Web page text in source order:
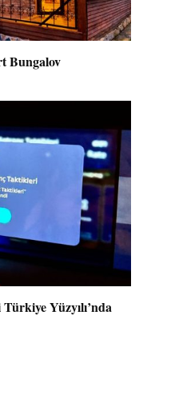
Bungalov
Yüzyılı’nda